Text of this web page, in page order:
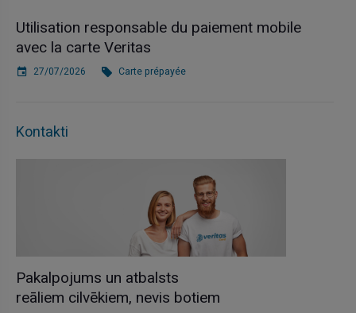
Utilisation responsable du paiement mobile
avec la carte Veritas
27/07/2026 Carte prépayée
Kontakti
Pakalpojums un atbalsts
reāliem cilvēkiem, nevis botiem